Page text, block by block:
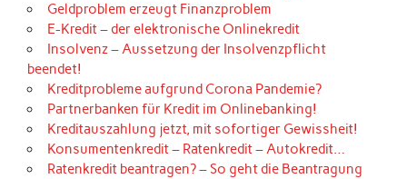
Geldproblem erzeugt Finanzproblem
E-Kredit – der elektronische Onlinekredit
Insolvenz – Aussetzung der Insolvenzpflicht
beendet!
Kreditprobleme aufgrund Corona Pandemie?
Partnerbanken für Kredit im Onlinebanking!
Kreditauszahlung jetzt, mit sofortiger Gewissheit!
Konsumentenkredit – Ratenkredit – Autokredit…
Ratenkredit beantragen? – So geht die Beantragung